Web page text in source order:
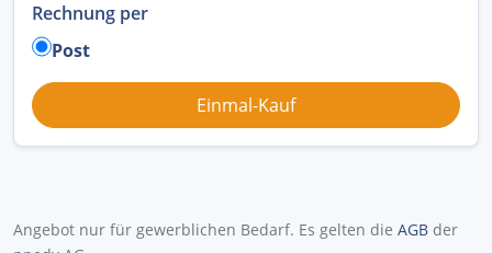
Rechnung per
Post
Angebot nur für gewerblichen Bedarf. Es gelten die AGB der